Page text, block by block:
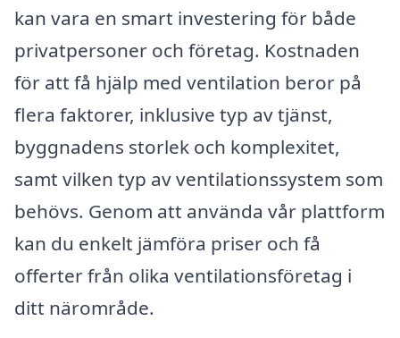
kan vara en smart investering för både
privatpersoner och företag. Kostnaden
för att få hjälp med ventilation beror på
flera faktorer, inklusive typ av tjänst,
byggnadens storlek och komplexitet,
samt vilken typ av ventilationssystem som
behövs. Genom att använda vår plattform
kan du enkelt jämföra priser och få
offerter från olika ventilationsföretag i
ditt närområde.